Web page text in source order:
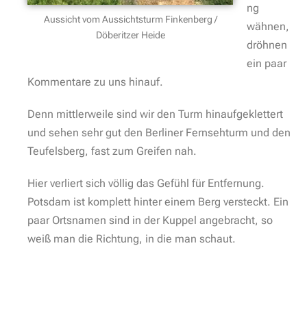
Aussicht vom Aussichtsturm Finkenberg /
Döberitzer Heide
ng
wähnen,
dröhnen
ein paar
Kommentare zu uns hinauf.
Denn mittlerweile sind wir den Turm hinaufgeklettert
und sehen sehr gut den Berliner Fernsehturm und den
Teufelsberg, fast zum Greifen nah.
Hier verliert sich völlig das Gefühl für Entfernung.
Potsdam ist komplett hinter einem Berg versteckt. Ein
paar Ortsnamen sind in der Kuppel angebracht, so
weiß man die Richtung, in die man schaut.